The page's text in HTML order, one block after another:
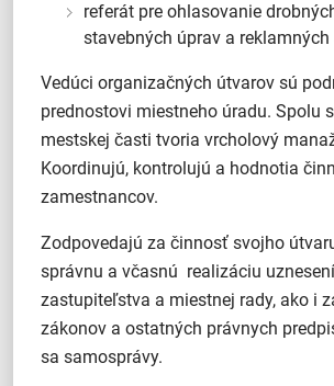
referát pre ohlasovanie
stavebných úprav a
Vedúci organizačných útvarov sú
prednostovi miestneho úradu. Spolu
mestskej časti tvoria vrcholový
Koordinujú, kontrolujú a hodnotia
zamestnancov.
Zodpovedajú za činnosť svojho
správnu a včasnú realizáciu
zastupiteľstva a miestnej rady, ako i
zákonov a ostatných právnych
sa samosprávy.